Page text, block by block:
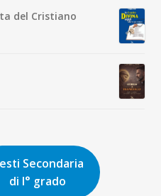
del Cristiano
Secondaria
di I° grado